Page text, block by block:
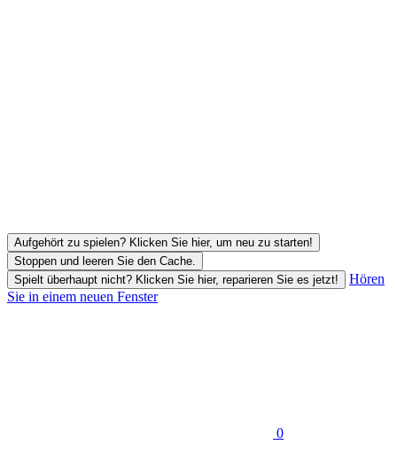
Aufgehört zu spielen? Klicken Sie hier, um neu zu starten!
Stoppen und leeren Sie den Cache.
Spielt überhaupt nicht? Klicken Sie hier, reparieren Sie es jetzt!
Hören
Sie in einem neuen Fenster
0